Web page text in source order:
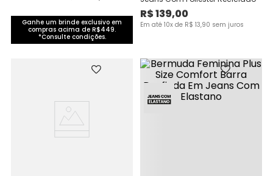
Ganhe um brinde exclusivo em
compras acima de R$449.
*Consulte condições.
R$139,00
Em até 10x de R$ 13,90 sem juros